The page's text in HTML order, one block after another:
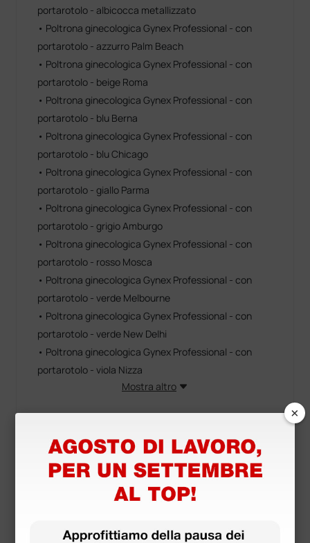
portarotolo - albicocca metallizzato
• Poltrona ginecologica Gynex Professional - con
portarotolo - azzurro Palm Beach
• Poltrona ginecologica Gynex Professional - con
portarotolo - beige Roma
• Poltrona ginecologica Gynex Professional - con
portarotolo - blu Berna
• Poltrona ginecologica Gynex Professional - con
portarotolo - blu Chicago
• Poltrona ginecologica Gynex Professional - con
portarotolo - giallo Parma
• Poltrona ginecologica Gynex Professional - con
portarotolo - grigio Amburgo
• Poltrona ginecologica Gynex Professional - con
portarotolo - rosso Mosca
• Poltrona ginecologica Gynex Professional - con
portarotolo - verde Melbourne
• Poltrona ginecologica Gynex Professional - con
portarotolo - verde New Delhi
• Poltrona ginecologica Gynex Professional - con
portarotolo - viola Nizza
Mostra altro
Altezza regolabile tra 53 e 66 cm
Diametro seduta: 39 cm
Portata massima: 150 kg
Made in Italy
×